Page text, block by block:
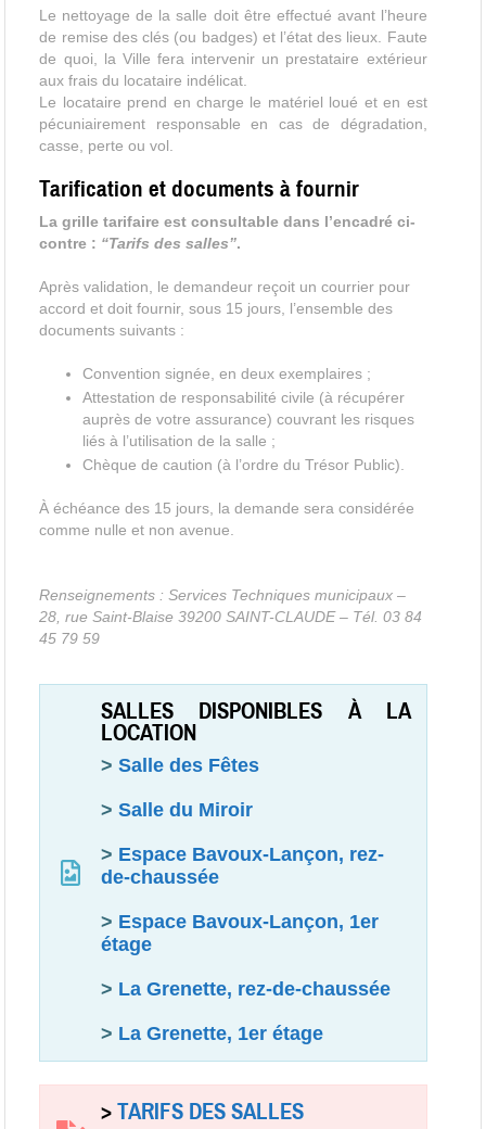
Le nettoyage de la salle doit être effectué avant l’heure
de remise des clés (ou badges) et l’état des lieux. Faute
de quoi, la Ville fera intervenir un prestataire extérieur
aux frais du locataire indélicat.
Le locataire prend en charge le matériel loué et en est
pécuniairement responsable en cas de dégradation,
casse, perte ou vol.
Tarification et documents à fournir
La grille tarifaire est consultable dans l’encadré ci-
contre : “Tarifs des salles”.
Après validation, le demandeur reçoit un courrier pour
accord et doit fournir, sous 15 jours, l’ensemble des
documents suivants :
Convention signée, en deux exemplaires ;
Attestation de responsabilité civile (à récupérer
auprès de votre assurance) couvrant les risques
liés à l’utilisation de la salle ;
Chèque de caution (à l’ordre du Trésor Public).
À échéance des 15 jours, la demande sera considérée
comme nulle et non avenue.
Renseignements : Services Techniques municipaux –
28, rue Saint-Blaise 39200 SAINT-CLAUDE – Tél. 03 84
45 79 59
SALLES DISPONIBLES À LA
LOCATION
>Salle des Fêtes
>Salle du Miroir
> Espace Bavoux-Lançon, rez-
de-chaussée
> Espace Bavoux-Lançon, 1er
étage
> La Grenette, rez-de-chaussée
> La Grenette, 1er étage
>TARIFS DES SALLES